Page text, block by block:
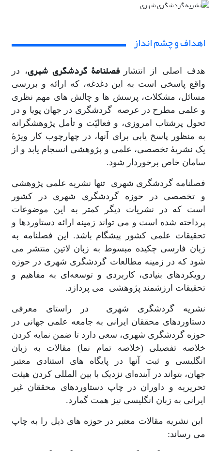
اهداف و چشم انداز
هدف اصلی از انتشار فصلنامۀ گردشگری شهری، در
واقع پاسخی است به این دغدغه، که ارائه و بررسی
مسائل، مشکلات، پرسش ­ها و چالش های مهم نظری
و علمی مطرح در عرصه گردشگری در جهان پویا و در
تحول پرشتاب امروزی، و فعالیّت و تأمل پژوهشگرانه
به منظور پاسخ یابی برای آن­ها، در چهارچوب کار ویژۀ
یک نشریۀ تخصصی، علمی و پژوهشی انسجام یابد و از
سامان خاص برخوردار شود.
فصلنامه گردشگری شهری تنها نشریه علمی پژوهشی
و تخصصی در حوزه گردشگری شهری در کشور
است که در نشریات دیگر کمتر به این موضوعات
پرداخته شده است و می ­تواند زمینه ارائه دستاوردها و
تحقیقات علمی کشور پیشگام باشد. این فصلنامه به
زبان فارسی چکیده مبسوط به زبان لاتین منتشر می
شود که در زمینه مطالعات گردشگری شهری در حوزه
رویکردهای بنیادی، کاربردی و توسعه‌ای به مفاهیم و
تحقیقات ارزشمند پژوهشی می پردازد.
نشریه گردشگری شهری در راستای معرفی
دستاوردهای محققان ایرانی به جامعه علمی جهانی در
حوزه گردشگری شهری، سعی دارد تا ضمن نمایه کردن
خلاصه تفصیلی (خلاصه تمام نما) مقالات به زبان
انگلیسی و ثبت آنها در پایگاه­ های استنادی معتبر
جهان، بتواند در آینده‌ای نزدیک با بین المللی کردن هیئت
تحریریه و داوران در چاپ دستاوردهای محققان غیر
ایرانی به زبان انگلیسی نیز همت گمارد.
این نشریه مقالات معتبر در حوزه های ذیل را به چاپ
می رساند: